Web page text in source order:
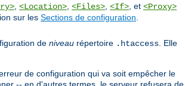
<Location> <Files> <If> , et <Proxy>
sur les Sections de configuration
de niveau répertoire .htaccess . Elle
de configuration qui va soit empêcher le